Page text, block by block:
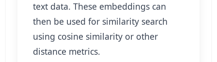
text data. These embeddings can
then be used for similarity search
using cosine similarity or other
distance metrics.